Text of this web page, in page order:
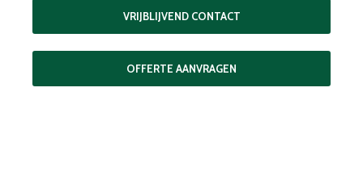
VRIJBLIJVEND CONTACT
OFFERTE AANVRAGEN